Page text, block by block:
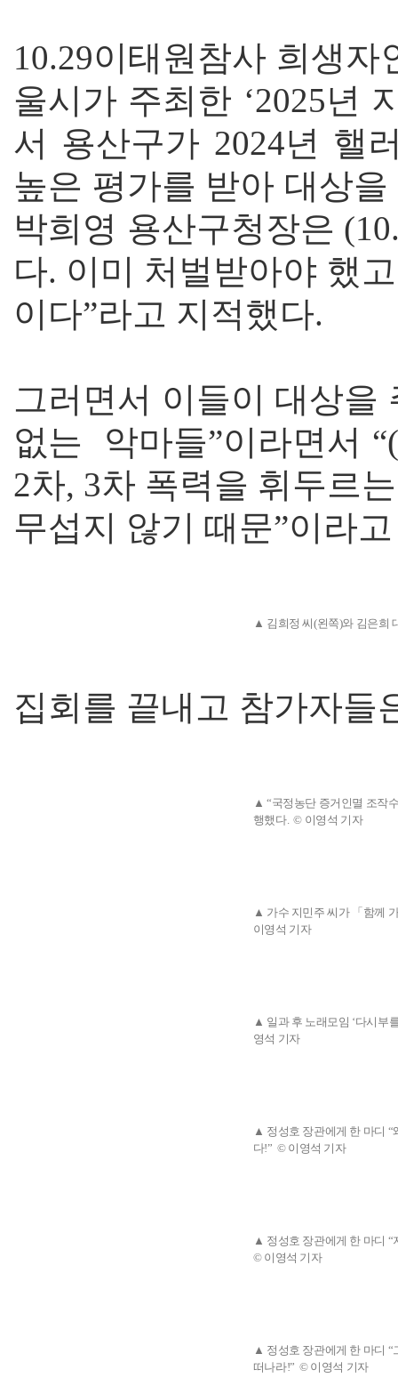
10.29이태원참사 희생
울시가 주최한 ‘2025년
서 용산구가 2024년 핼
높은 평가를 받아 대상
박희영 용산구청장은
다. 이미 처벌받아야 했
이다”라고 지적했다.
그러면서 이들이 대상을
없는 악마들”이라면서
2차, 3차 폭력을 휘두르
무섭지 않기 때문”이라
▲ 김희정 씨(왼쪽)와 김은희
집회를 끝내고 참가자들
▲ “국정농단 증거인멸 조작
행했다. © 이영석 기자
▲ 가수 지민주 씨가 「함께
이영석 기자
▲ 일과 후 노래모임 ‘다시부
영석 기자
▲ 정성호 장관에게 한 마디 “
다!” © 이영석 기자
▲ 정성호 장관에게 한 마디
© 이영석 기자
▲ 정성호 장관에게 한 마디 “
떠나라!” © 이영석 기자